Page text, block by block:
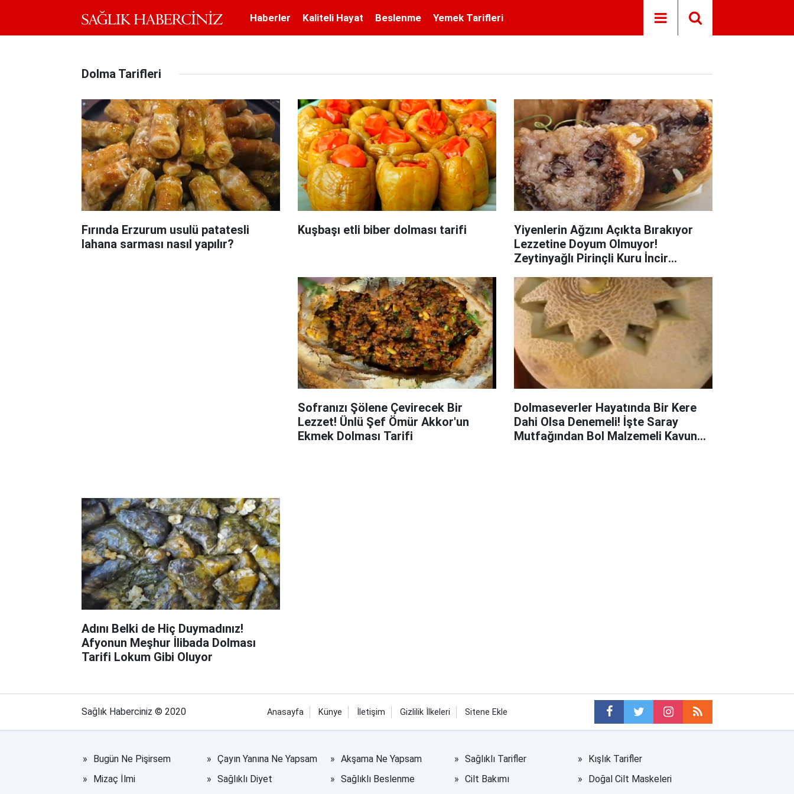
Haberler Kaliteli Hayat Beslenme Yemek Tarifleri
Dolma Tarifleri
Fırında Erzurum usulü patatesli
lahana sarması nasıl yapılır?
Kuşbaşı etli biber dolması tarifi
Yiyenlerin Ağzını Açıkta Bırakıyor
Lezzetine Doyum Olmuyor!
Zeytinyağlı Pirinçli Kuru İncir
Sofranızı Şölene Çevirecek Bir
Lezzet! Ünlü Şef Ömür Akkor'un
Ekmek Dolması Tarifi
Dolmaseverler Hayatında Bir Kere
Dahi Olsa Denemeli! İşte Saray
Mutfağından Bol Malzemeli Kavun
Adını Belki de Hiç Duymadınız!
Afyonun Meşhur İlibada Dolması
Tarifi Lokum Gibi Oluyor
Sağlık Haberciniz © 2020 Anasayfa Künye İletişim Gizlilik İlkeleri Sitene Ekle
Bugün Ne Pişirsem Çayın Yanına Ne Yapsam Akşama Ne Yapsam Sağlıklı Tarifler
Kışlık Tarifler
Mizaç İlmi
Sağlıklı Diyet Sağlıklı Beslenme Cilt Bakımı Doğal Cilt Maskeleri